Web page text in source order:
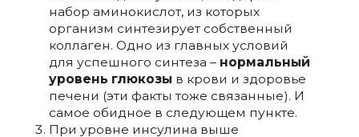
набор аминокислот, из которых
организм синтезирует собственный
коллаген. Одно из главных условий
для успешного синтеза – нормальный
уровень глюкозы в крови и здоровье
печени (эти факты тоже связанные). И
самое обидное в следующем пункте.
При уровне инсулина выше